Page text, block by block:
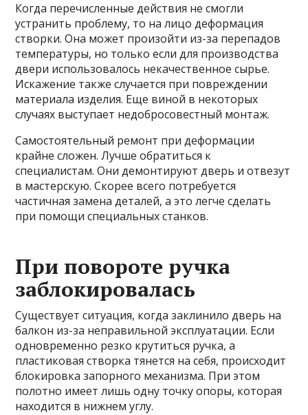
Когда перечисленные действия не смогли
устранить проблему, то на лицо деформация
створки. Она может произойти из-за перепадов
температуры, но только если для производства
двери использовалось некачественное сырье.
Искажение также случается при повреждении
материала изделия. Еще виной в некоторых
случаях выступает недобросовестный монтаж.
Самостоятельный ремонт при деформации
крайне сложен. Лучше обратиться к
специалистам. Они демонтируют дверь и отвезут
в мастерскую. Скорее всего потребуется
частичная замена деталей, а это легче сделать
при помощи специальных станков.
При повороте ручка
заблокировалась
Существует ситуация, когда заклинило дверь на
балкон из-за неправильной эксплуатации. Если
одновременно резко крутиться ручка, а
пластиковая створка тянется на себя, происходит
блокировка запорного механизма. При этом
полотно имеет лишь одну точку опоры, которая
находится в нижнем углу.